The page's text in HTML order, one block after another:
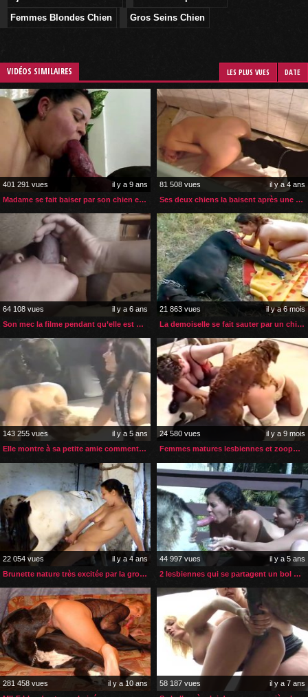
Femmes Blondes Chien
Gros Seins Chien
VIDÉOS SIMILAIRES LES PLUS VUES DATE
401 291 vues
il y a 9 ans
Madame se fait baiser par son chien et ses mecs
81 508 vues
il y a 4 ans
Ses deux chiens la baisent après une séance de masturbation
64 108 vues
il y a 6 ans
Son mec la filme pendant qu’elle est baisée par un chien
21 863 vues
il y a 6 mois
La demoiselle se fait sauter par un chien plus gros qu’elle
143 255 vues
il y a 5 ans
Elle montre à sa petite amie comment baiser avec son chien
24 580 vues
il y a 9 mois
Femmes matures lesbiennes et zoophiles
22 054 vues
il y a 4 ans
Brunette nature très excitée par la grosse bite de son cheval
44 997 vues
il y a 5 ans
2 lesbiennes qui se partagent un bol de sperme de chien
281 458 vues
il y a 10 ans
58 187 vues
il y a 7 ans